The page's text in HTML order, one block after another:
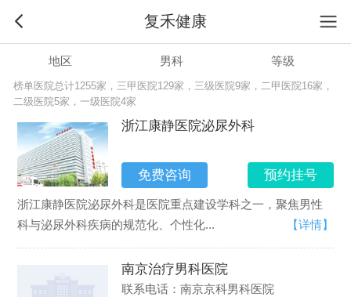
复禾健康
地区 男科 等级
榜单医院总计1255家， 三甲医院129家， 三级医院9家， 二甲医院16家，
二级医院5家， 一级医院4家
浙江康静医院泌尿外科
免费咨询 预约挂号
浙江康静医院泌尿外科是医院重点建设学科之一，聚焦男性
科与泌尿外科疾病的规范化、个性化...
【详情】
南京治疗男科医院
联系电话：南京京科男科医院